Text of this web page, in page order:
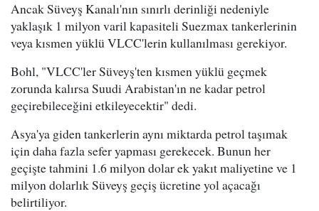
Ancak Süveyş Kanalı'nın sınırlı derinliği nedeniyle
yaklaşık 1 milyon varil kapasiteli Suezmax tankerlerinin
veya kısmen yüklü VLCC'lerin kullanılması gerekiyor.
Bohl, "VLCC'ler Süveyş'ten kısmen yüklü geçmek
zorunda kalırsa Suudi Arabistan'ın ne kadar petrol
geçirebileceğini etkileyecektir" dedi.
Asya'ya giden tankerlerin aynı miktarda petrol taşımak
için daha fazla sefer yapması gerekecek. Bunun her
geçişte tahmini 1.6 milyon dolar ek yakıt maliyetine ve 1
milyon dolarlık Süveyş geçiş ücretine yol açacağı
belirtiliyor.